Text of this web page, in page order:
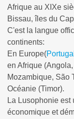
Afrique au XIXe
Bissau, îles du
C'est la langue
continents:
En Europe(Portugal
en Afrique
Mozambique, São
Océanie (Timor).
La Lusophonie
économique et